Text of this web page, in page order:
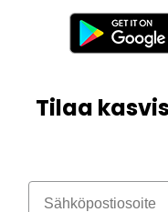
Tilaa